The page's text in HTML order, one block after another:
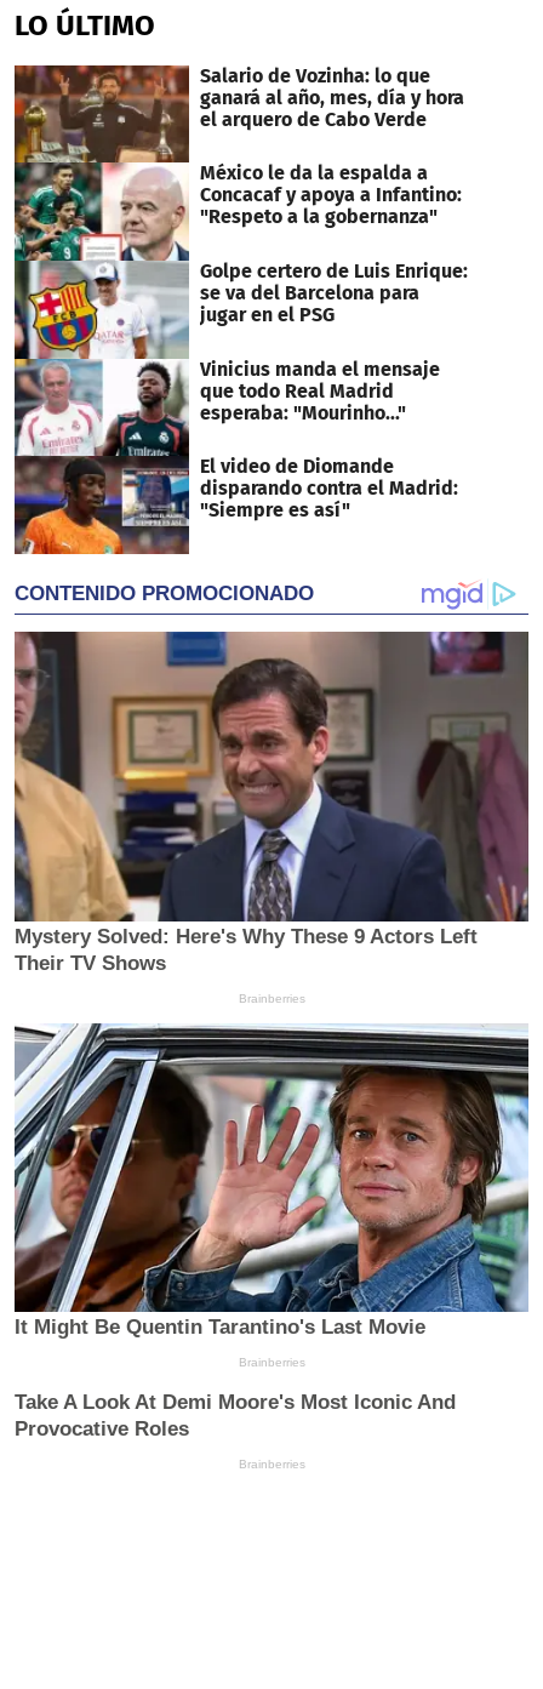
of
1
15
seconds
LO ÚLTIMO
Salario de Vozinha: lo que
ganará al año, mes, día y hora
el arquero de Cabo Verde
México le da la espalda a
Concacaf y apoya a Infantino:
"Respeto a la gobernanza"
Golpe certero de Luis Enrique:
se va del Barcelona para
jugar en el PSG
Vinicius manda el mensaje
que todo Real Madrid
esperaba: "Mourinho..."
El video de Diomande
disparando contra el Madrid:
"Siempre es así"